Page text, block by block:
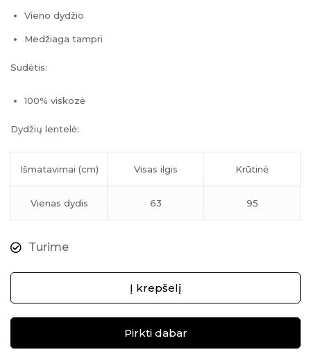
Vieno dydžio
Medžiaga tampri
Sudėtis:
100% viskozė
Dydžių lentelė:
Išmatavimai (cm) Visas ilgis Krūtinė
Vienas dydis 63 95
Turime
Į krepšelį
Pirkti dabar